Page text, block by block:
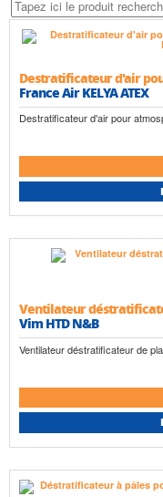
Destratificateur d'air
France Air KELYA ATEX
Destratificateur d'air pour
Ventilateur
Vim HTD N&B
Ventilateur déstratificateur de